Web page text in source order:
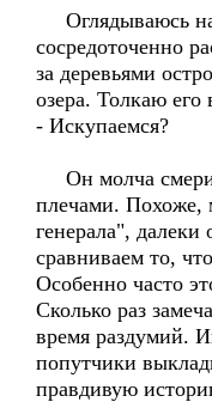
Оглядываюсь
сосредоточенно
за деревьями
озера. Толкаю его
- Искупаемся?
Он молча
плечами. Похоже,
генерала",
сравниваем то,
Особенно часто
Сколько раз
время раздумий.
попутчики
правдивую